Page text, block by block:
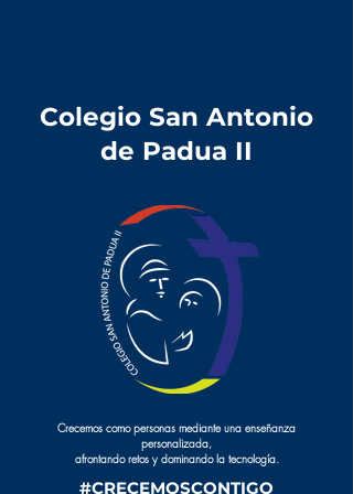
Colegio San Antonio
de Padua II
Crecemos como personas mediante una enseñanza
personalizada,
afrontando retos y dominando la tecnología.
#CRECEMOSCONTIGO